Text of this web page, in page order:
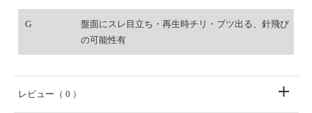
G
盤面にスレ目立ち・再生時チリ・プツ出る、針飛び
の可能性有
レビュー （ 0 ）